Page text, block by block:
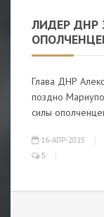
ЛИДЕР ДНР
Глава ДНР
поздно
силы
16-АПР-2015
5